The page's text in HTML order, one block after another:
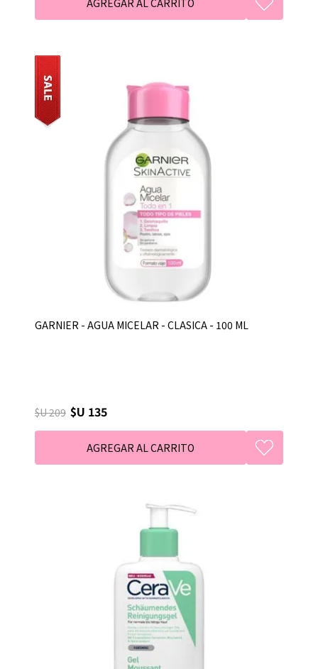
GARNIER - AGUA MICELAR - CLASICA - 100 ML
$U 209 $U 135